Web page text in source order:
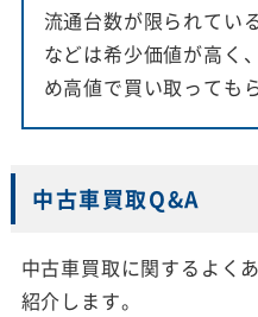
流通台数が限られてい
などは希少価値が高く
め高値で買い取っても
中古車買取Q&A
中古車買取に関するよく
紹介します。